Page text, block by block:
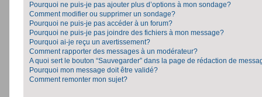
Pourquoi ne puis-je pas ajouter plus d’options à mon sondage?
Comment modifier ou supprimer un sondage?
Pourquoi ne puis-je pas accéder à un forum?
Pourquoi ne puis-je pas joindre des fichiers à mon message?
Pourquoi ai-je reçu un avertissement?
Comment rapporter des messages à un modérateur?
A quoi sert le bouton “Sauvegarder” dans la page de rédaction de
Pourquoi mon message doit être validé?
Comment remonter mon sujet?